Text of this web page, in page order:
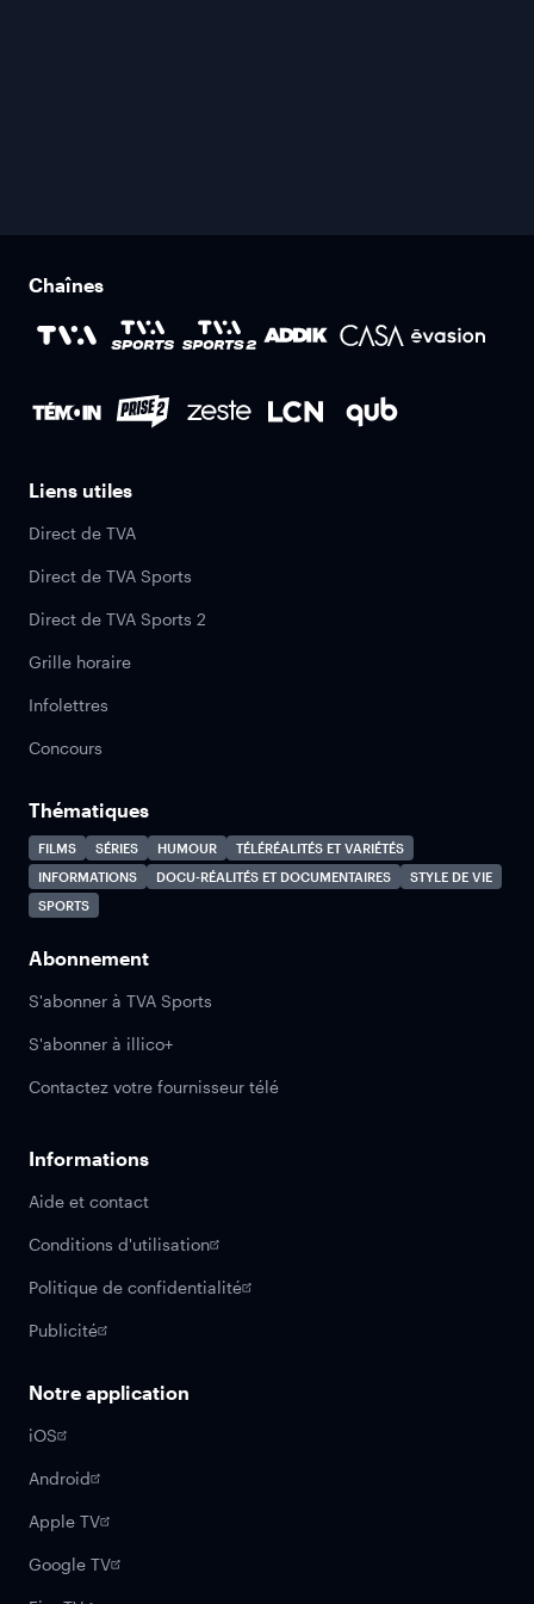
Chaînes
Liens utiles
Direct de TVA
Direct de TVA Sports
Direct de TVA Sports 2
Grille horaire
Infolettres
Concours
Thématiques
FILMS SÉRIES HUMOUR
TÉLÉRÉALITÉS ET VARIÉTÉS
INFORMATIONS
DOCU-RÉALITÉS ET DOCUMENTAIRES
STYLE DE VIE
SPORTS
Abonnement
S'abonner à TVA Sports
S'abonner à illico+
Contactez votre fournisseur télé
Informations
Aide et contact
Conditions d'utilisation
Politique de confidentialité
Publicité
Notre application
iOS
Android
Apple TV
Google TV